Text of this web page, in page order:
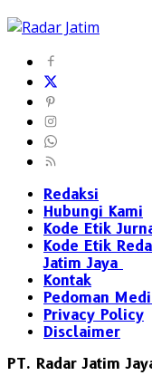
Redaksi
Hubungi Kami
Kode Etik
Kode Etik
Jatim Jaya
Kontak
Pedoman
Privacy Policy
Disclaimer
PT. Radar Jatim